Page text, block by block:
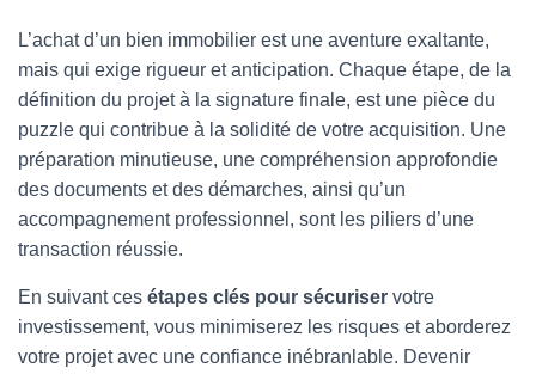
L’achat d’un bien immobilier est une aventure exaltante,
mais qui exige rigueur et anticipation. Chaque étape, de la
définition du projet à la signature finale, est une pièce du
puzzle qui contribue à la solidité de votre acquisition. Une
préparation minutieuse, une compréhension approfondie
des documents et des démarches, ainsi qu’un
accompagnement professionnel, sont les piliers d’une
transaction réussie.
En suivant ces étapes clés pour sécuriser votre
investissement, vous minimiserez les risques et aborderez
votre projet avec une confiance inébranlable. Devenir